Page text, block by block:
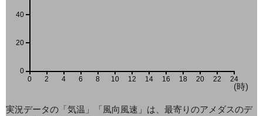
0 2 4 6 8 10 12 14 16 18 20 22 24
(時)
0
20
40
実況データの「気温」「風向風速」は、最寄りのアメダスのデ